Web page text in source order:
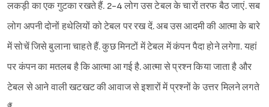
लकड़ी का एक गुटका रखते हैं. 2-4 लोग उस टेबल के चारों तरफ बैठ जाएं. सब
लोग अपनी दोनों हथेलियों को टेबल पर रख दें. अब उस आदमी की आत्मा के बारे
में सोचें जिसे बुलाना चाहते हैं. कुछ मिनटों में टेबल में कंपन पैदा होने लगेगा. यहां
पर कंपन का मतलब है कि आत्मा आ गई है. आत्मा से प्रश्न किया जाता है और
टेबल से आने वाली खटखट की आवाज से इशारों में प्रश्नों के उत्तर मिलने लगते